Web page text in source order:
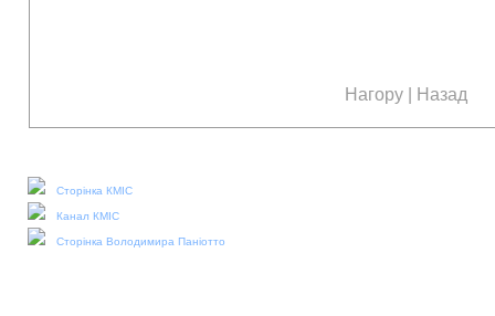
Нагору | Назад
Сторінка КМІС
Канал КМІС
Сторінка Володимира Паніотто